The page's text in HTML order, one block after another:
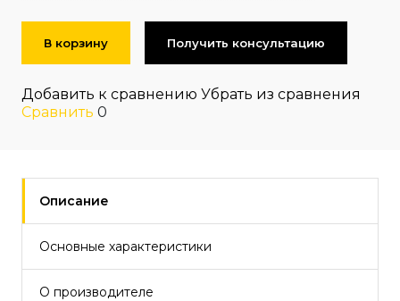
В корзину Получить консультацию
Добавить к сравнению Убрать из сравнения
Сравнить 0
Описание
Основные характеристики
О производителе